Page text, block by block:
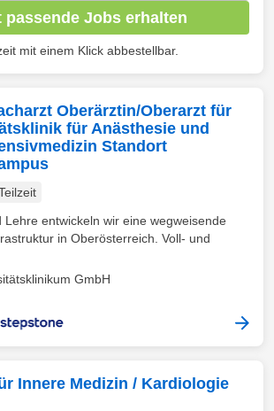
passende Jobs erhalten
mit einem Klick abbestellbar.
Oberärztin/Oberarzt für
für Anästhesie und
Standort
Lehre entwickeln wir eine wegweisende
in Oberösterreich. Voll- und
GmbH
Innere Medizin / Kardiologie